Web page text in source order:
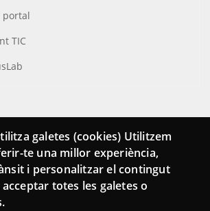
portal
TIC
galetes (cookies) Utilitzem
te una millor experiència,
i personalitzar el contingut
totes les galetes o